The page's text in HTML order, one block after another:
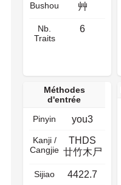
Bushou
艸
Nb.
Traits
6
Méthodes
d'entrée
Pinyin
you3
Kanji /
Cangjie
THDS
廿竹木尸
Sijiao 4422.7